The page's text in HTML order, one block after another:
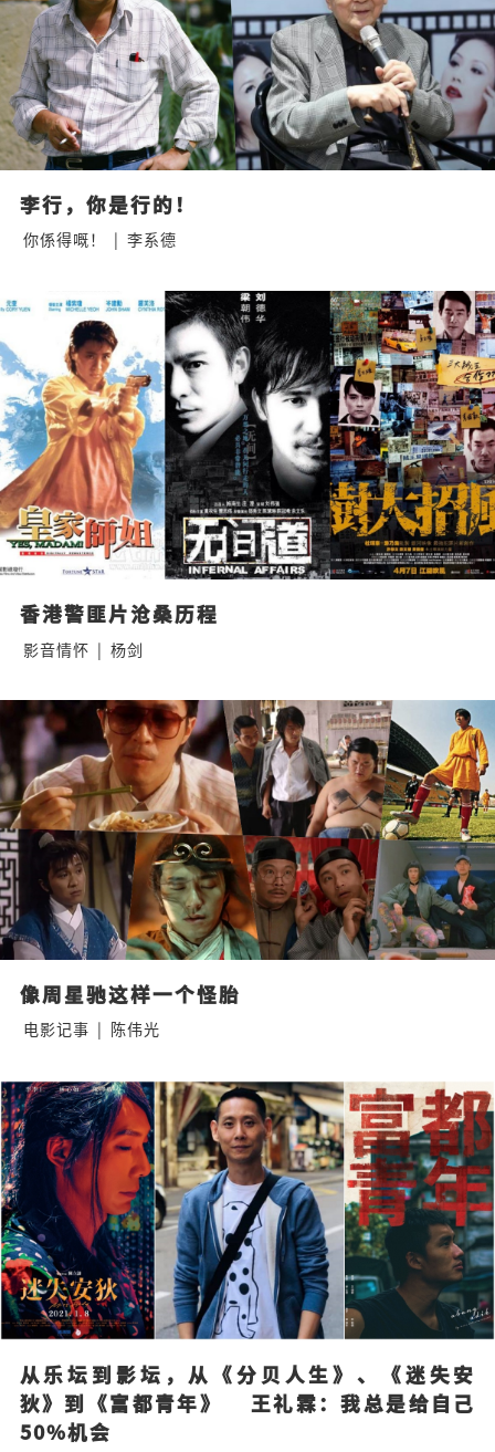
李行，你是行的！
你係得嘅！ | 李系德
香港警匪片沧桑历程
影音情怀 | 杨剑
像周星驰这样一个怪胎
电影记事 | 陈伟光
从乐坛到影坛，从《分贝人生》、《迷失安
狄》到《富都青年》    王礼霖：我总是给自己
50%机会